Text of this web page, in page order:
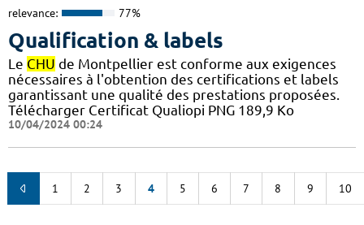
relevance: 77%
Qualification & labels
Le CHU de Montpellier est conforme aux exigences
nécessaires à l'obtention des certifications et labels
garantissant une qualité des prestations proposées.
Télécharger Certificat Qualiopi PNG 189,9 Ko
10/04/2024 00:24
1 2 3 4 5 6 7 8 9 10